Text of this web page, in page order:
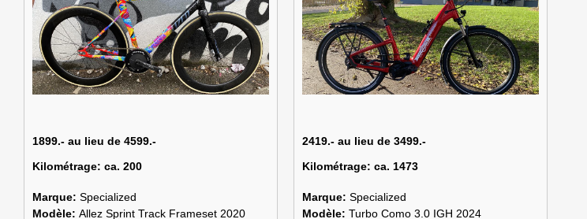
1899.- au lieu de 4599.-
Kilométrage: ca. 200
Marque: Specialized
Modèle: Allez Sprint Track Frameset 2020
2419.- au lieu de 3499.-
Kilométrage: ca. 1473
Marque: Specialized
Modèle: Turbo Como 3.0 IGH 2024